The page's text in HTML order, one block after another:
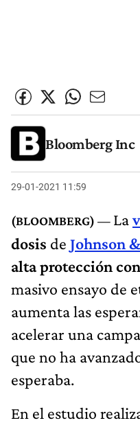
Bloomberg Inc
29-01-2021 11:59
La
dosis de Johnson
alta protección
masivo ensayo de
aumenta las
acelerar una
que no ha
esperaba.
En el estudio